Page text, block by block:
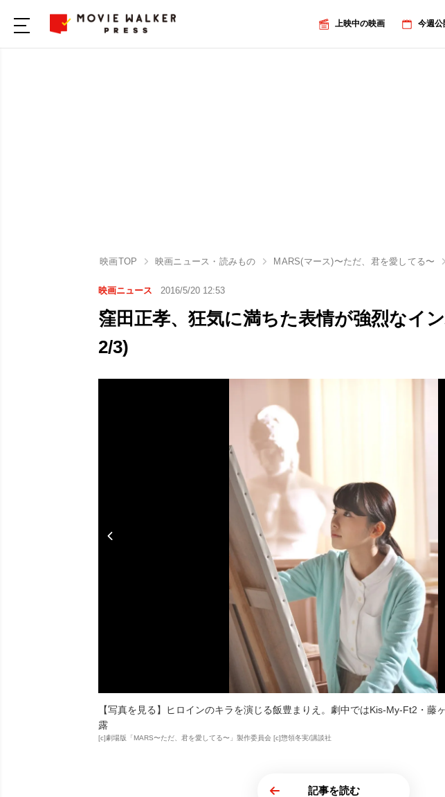
上映中の映画 今週公
映画TOP 映画ニュース・読みもの MARS(マース)〜ただ、君を愛してる〜
映画ニュース 2016/5/20 12:53
窪田正孝、狂気に満ちた表情が強烈なイ
2/3)
【写真を見る】ヒロインのキラを演じる飯豊まりえ。劇中ではKis-My-Ft2・藤
露
[c]劇場版「MARS〜ただ、君を愛してる〜」製作委員会 [c]惣領冬実/講談社
記事を読む